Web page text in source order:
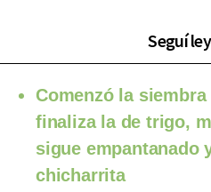
Seguí
Comenzó la
finaliza la de trigo,
sigue empantanado
chicharrita